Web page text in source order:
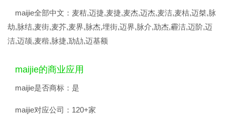
maijie全部中文： 麦秸,迈捷,麦捷,麦杰,迈杰,麦洁,麦桔,迈桀,脉
劫,脉结,麦街,麦芥,麦界,脉杰,埋街,迈界,脉介,劢杰,霾洁,迈阶,迈
洁,迈颉,麦稭,脉捷,劢劼,迈基额
maijie的商业应用
maijie是否商标： 是
maijie对应公司： 120+家